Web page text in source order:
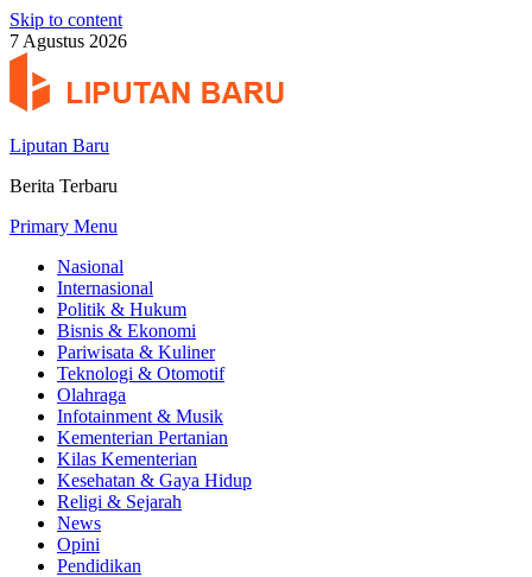
Skip to content
7 Agustus 2026
Liputan Baru
Berita Terbaru
Primary Menu
Nasional
Internasional
Politik & Hukum
Bisnis & Ekonomi
Pariwisata & Kuliner
Teknologi & Otomotif
Olahraga
Infotainment & Musik
Kementerian Pertanian
Kilas Kementerian
Kesehatan & Gaya Hidup
Religi & Sejarah
News
Opini
Pendidikan